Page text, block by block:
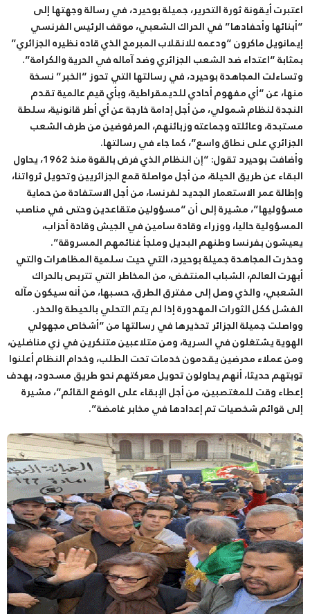
اعتبرت أيقونة ثورة التحرير، جميلة بوحيرد، في رسالة وجهتها إلى
“أبنائها وأحفادها” في الحراك الشعبي، موقف الرئيس الفرنسي
إيمانويل ماكرون “ودعمه للانقلاب المبرمج الذي قاده نظيره الجزائري”
بمثابة “اعتداء ضد الشعب الجزائري وضد آماله في الحرية والكرامة”.
وتساءلت المجاهدة بوحيرد، في رسالتها التي تحوز “الخبر” نسخة
منها، عن “أي مفهوم أحادي للديمقراطية، وبأي قيم عالمية تقدم
النجدة لنظام شمولي، من أجل إدامة خارجة عن أي أطر قانونية، سلطة
مستبدة، وعائلته وجماعته وزبائنهم، المرفوضين من طرف الشعب
الجزائري على نطاق واسع”، كما جاء في رسالتها.
وأضافت بوحيرد تقول: “إن النظام الذي فرض بالقوة منذ 1962، يحاول
البقاء عن طريق الحيلة، من أجل مواصلة قمع الجزائريين وتحويل ثرواتنا،
وإطالة عمر الاستعمار الجديد لفرنسا، من أجل الاستفادة من حماية
مسؤوليها”، مشيرة إلى أن “مسؤولين متقاعدين وحتى في مناصب
المسؤولية حاليا، ووزراء وقادة سامين في الجيش وقادة أحزاب،
يعيشون بفرنسا وطنهم البديل وملجأ غنائمهم المسروقة”.
وحذرت المجاهدة جميلة بوحيرد، التي حيت سلمية المظاهرات والتي
أبهرت العالم، الشباب المنتفض، من المخاطر التي تتربص بالحراك
الشعبي، والذي وصل إلى مفترق الطرق، حسبها، من أنه سيكون مآله
الفشل ككل الثورات المهدورة إذا لم يتم التحلي بالحيطة والحذر.
وواصلت جميلة الجزائر تحذيرها في رسالتها من “أشخاص مجهولي
الهوية يشتغلون في السرية، ومن متلاعبين متنكرين في زي مناضلين،
ومن عملاء محرضين يقدمون خدمات تحت الطلب، وخدام النظام أعلنوا
توبتهم حديثا، أنهم يحاولون تحويل معركتهم نحو طريق مسدود، بهدف
إعطاء وقت للمغتصبين، من أجل الإبقاء على الوضع القائم”، مشيرة
إلى قوائم شخصيات تم إعدادها في مخابر غامضة”.